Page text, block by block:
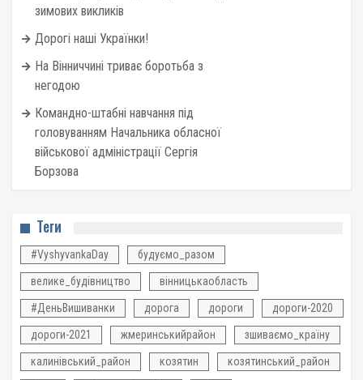
зимових викликів
Дорогі наші Українки!
На Вінниччині триває боротьба з
негодою
Командно-штабні навчання під
головуванням Начальника обласної
військової адміністрації Сергія
Борзова
Теги
#VyshyvankaDay будуємо_разом
велике_будівництво вінницькаобласть
#ДеньВишиванки дорога дороги дороги-2020
дороги-2021 жмеринськийрайон зшиваємо_країну
калинівський_район козятин козятинський_район